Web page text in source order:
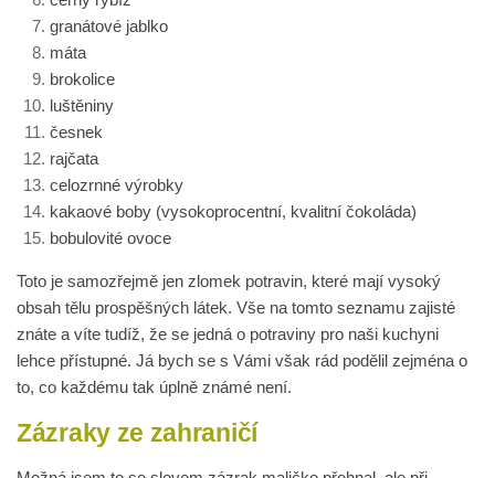
granátové jablko
máta
brokolice
luštěniny
česnek
rajčata
celozrnné výrobky
kakaové boby (vysokoprocentní, kvalitní čokoláda)
bobulovité ovoce
Toto je samozřejmě jen zlomek potravin, které mají vysoký
obsah tělu prospěšných látek. Vše na tomto seznamu zajisté
znáte a víte tudíž, že se jedná o potraviny pro naši kuchyni
lehce přístupné. Já bych se s Vámi však rád podělil zejména o
to, co každému tak úplně známé není.
Zázraky ze zahraničí